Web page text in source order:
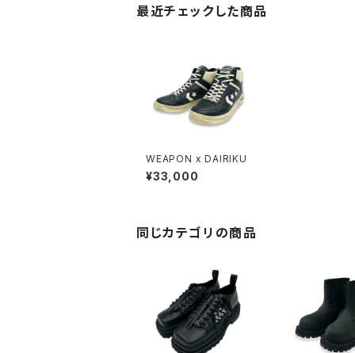
最近チェックした商品
WEAPON x DAIRIKU
¥33,000
同じカテゴリの商品